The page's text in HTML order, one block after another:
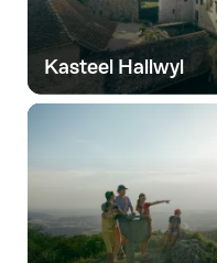
Kasteel Hallwyl